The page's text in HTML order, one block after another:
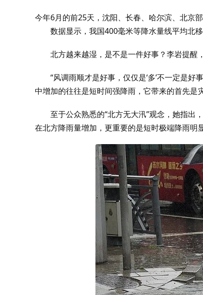
今年6月的前25天，沈阳、长春、哈尔滨、北京
数据显示，我国400毫米等降水量线平均北
北方越来越湿，是不是一件好事？李岩提醒
“风调雨顺才是好事，仅仅是‘多’不一定是
中增加的往往是短时间强降雨，它带来的首先是
至于公众熟悉的“北方无大汛”观念，她指出
在北方降雨量增加，更重要的是短时极端降雨明